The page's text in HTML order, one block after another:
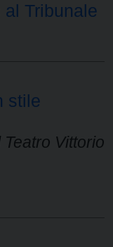
al Tribunale
stile
Vittorio